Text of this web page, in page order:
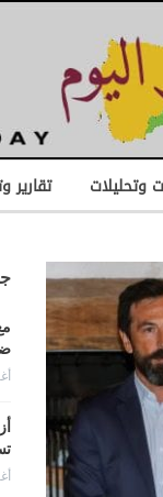
وتحليلات تقارير